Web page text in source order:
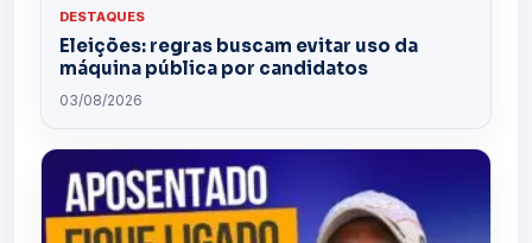
DESTAQUES
Eleições: regras buscam evitar uso da
máquina pública por candidatos
03/08/2026